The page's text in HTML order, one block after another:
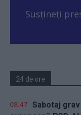
Susțineți
24 de ore
08.47 Sabotaj